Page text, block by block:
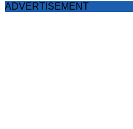
ADVERTISEMENT